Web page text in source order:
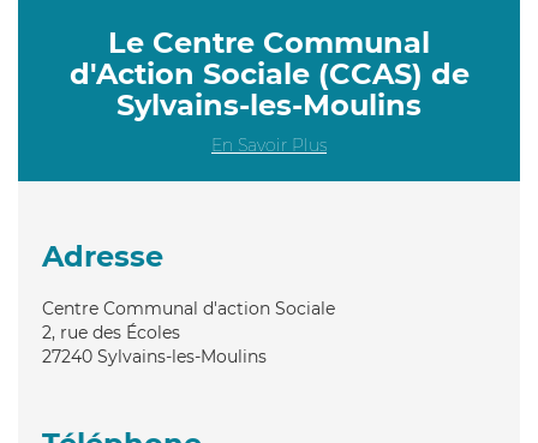
Le Centre Communal
d'Action Sociale (CCAS) de
Sylvains-les-Moulins
En Savoir Plus
Adresse
Centre Communal d'action Sociale
2, rue des Écoles
27240 Sylvains-les-Moulins